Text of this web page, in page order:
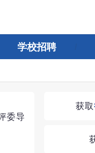
学校招聘
委导
湖南教师招
获取